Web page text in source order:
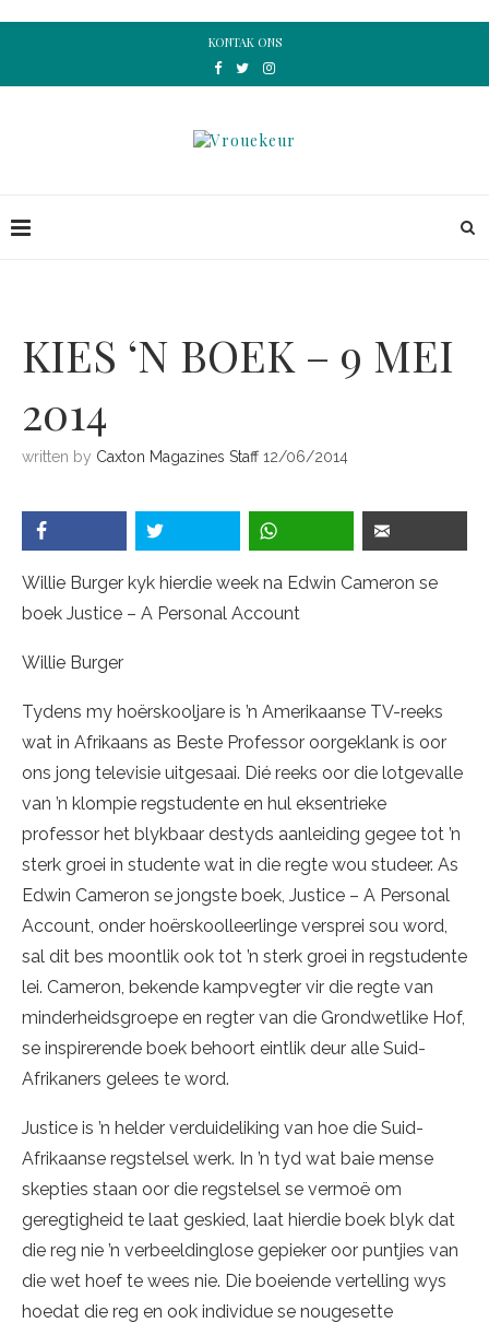
KONTAK ONS
KIES ‘N BOEK – 9 MEI
2014
written by Caxton Magazines Staff 12/06/2014
Willie Burger kyk hierdie week na Edwin Cameron se
boek Justice – A Personal Account
Willie Burger
Tydens my hoërskooljare is ’n Amerikaanse TV-reeks
wat in Afrikaans as Beste Professor oorgeklank is oor
ons jong televisie uitgesaai. Dié reeks oor die lotgevalle
van ’n klompie regstudente en hul eksentrieke
professor het blykbaar destyds aanleiding gegee tot ’n
sterk groei in studente wat in die regte wou studeer. As
Edwin Cameron se jongste boek, Justice – A Personal
Account, onder hoërskoolleerlinge versprei sou word,
sal dit bes moontlik ook tot ’n sterk groei in regstudente
lei. Cameron, bekende kampvegter vir die regte van
minderheidsgroepe en regter van die Grondwetlike Hof,
se inspirerende boek behoort eintlik deur alle Suid-
Afrikaners gelees te word.
Justice is ’n helder verduideliking van hoe die Suid-
Afrikaanse regstelsel werk. In ’n tyd wat baie mense
skepties staan oor die regstelsel se vermoë om
geregtigheid te laat geskied, laat hierdie boek blyk dat
die reg nie ’n verbeeldinglose gepieker oor puntjies van
die wet hoef te wees nie. Die boeiende vertelling wys
hoedat die reg en ook individue se nougesette